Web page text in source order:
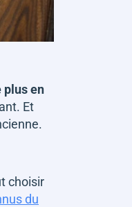
plus en
Et
choisir
du